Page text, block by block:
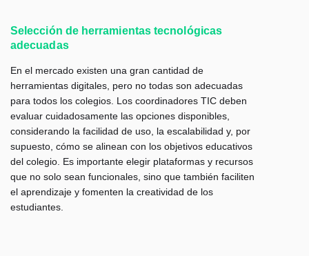
Selección de herramientas tecnológicas
adecuadas
En el mercado existen una gran cantidad de
herramientas digitales, pero no todas son adecuadas
para todos los colegios. Los coordinadores TIC deben
evaluar cuidadosamente las opciones disponibles,
considerando la facilidad de uso, la escalabilidad y, por
supuesto, cómo se alinean con los objetivos educativos
del colegio. Es importante elegir plataformas y recursos
que no solo sean funcionales, sino que también faciliten
el aprendizaje y fomenten la creatividad de los
estudiantes.